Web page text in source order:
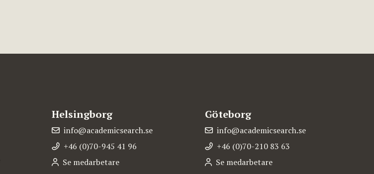
Helsingborg
info@academicsearch.se
+46 (0)70-945 41 96
Se medarbetare
Göteborg
info@academicsearch.se
+46 (0)70-210 83 63
Se medarbetare